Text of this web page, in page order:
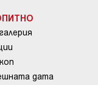
дата